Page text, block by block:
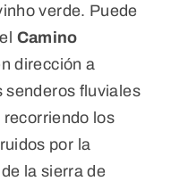
verde. Puede
Camino
dirección a
senderos fluviales
recorriendo los
por la
la sierra de